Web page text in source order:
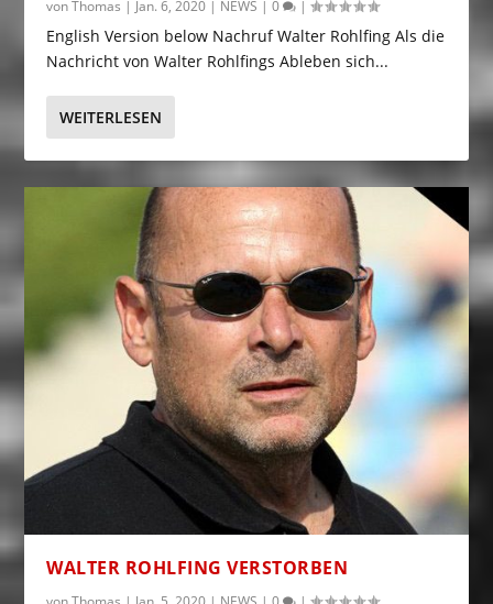
vonThomas | Jan. 6, 2020 | NEWS |0 |
English Version below Nachruf Walter Rohlfing Als die
Nachricht von Walter Rohlfings Ableben sich...
WEITERLESEN
WALTER ROHLFING VERSTORBEN